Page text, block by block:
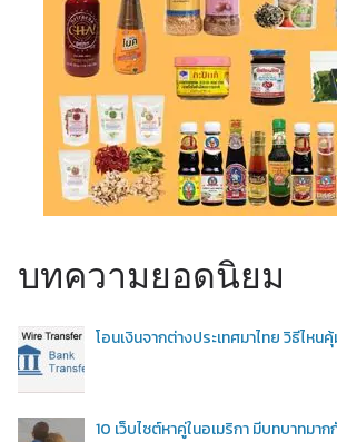
บทความยอดนิยม
โอนเงินจากต่างประเทศมาไทย วิธีไหน
10 เว็บไซต์หาคู่ในอเมริกา มีบทบาทมา